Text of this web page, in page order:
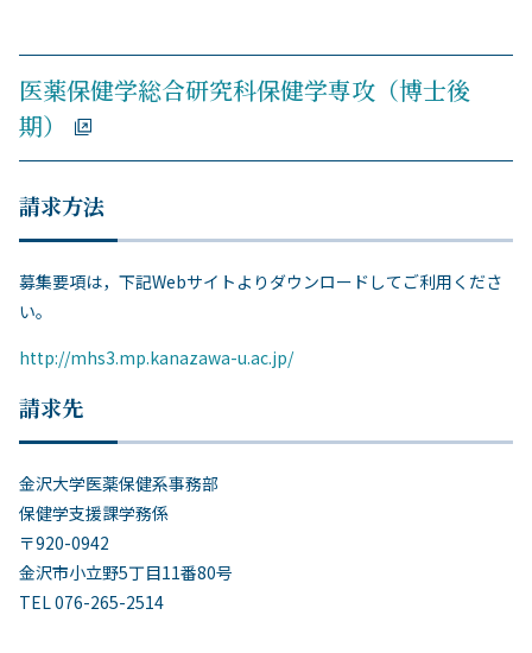
医薬保健学総合研究科保健学専攻（博士後
期）
請求方法
募集要項は，下記Webサイトよりダウンロードしてご利用くださ
い。
http://mhs3.mp.kanazawa-u.ac.jp/
請求先
金沢大学医薬保健系事務部
保健学支援課学務係
〒920-0942
金沢市小立野5丁目11番80号
TEL 076-265-2514